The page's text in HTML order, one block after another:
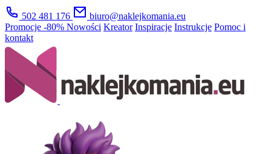
502 481 176
biuro@naklejkomania.eu
Promocje -80% Nowości Kreator Inspiracje Instrukcje Pomoc i
kontakt